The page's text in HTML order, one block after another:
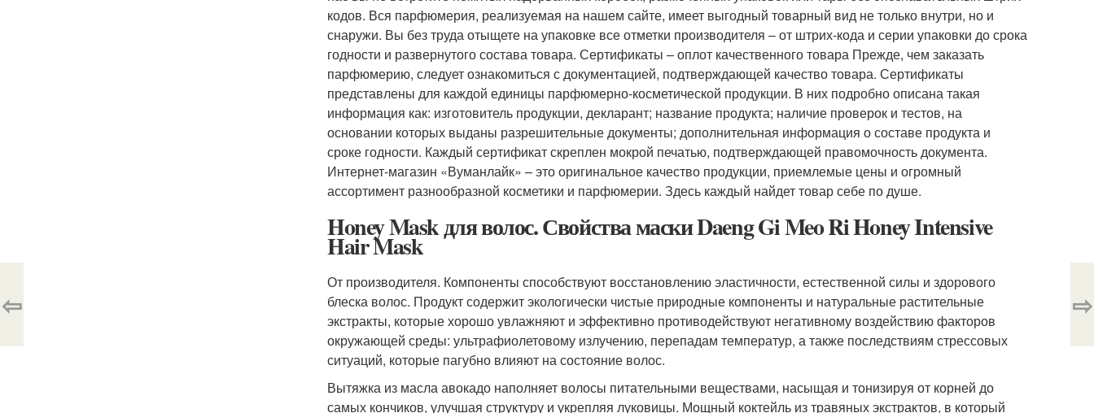
кодов. Вся парфюмерия, реализуемая на нашем сайте, имеет выгодный товарный вид не только внутри, но и
снаружи. Вы без труда отыщете на упаковке все отметки производителя – от штрих-кода и серии упаковки до срока
годности и развернутого состава товара. Сертификаты – оплот качественного товара Прежде, чем заказать
парфюмерию, следует ознакомиться с документацией, подтверждающей качество товара. Сертификаты
представлены для каждой единицы парфюмерно-косметической продукции. В них подробно описана такая
информация как: изготовитель продукции, декларант; название продукта; наличие проверок и тестов, на
основании которых выданы разрешительные документы; дополнительная информация о составе продукта и
сроке годности. Каждый сертификат скреплен мокрой печатью, подтверждающей правомочность документа.
Интернет-магазин «Вуманлайк» – это оригинальное качество продукции, приемлемые цены и огромный
ассортимент разнообразной косметики и парфюмерии. Здесь каждый найдет товар себе по душе.
Honey Mask для волос. Свойства маски Daeng Gi Meo Ri Honey Intensive
Hair Mask
От производителя. Компоненты способствуют восстановлению эластичности, естественной силы и здорового
блеска волос. Продукт содержит экологически чистые природные компоненты и натуральные растительные
экстракты, которые хорошо увлажняют и эффективно противодействуют негативному воздействию факторов
окружающей среды: ультрафиолетовому излучению, перепадам температур, а также последствиям стрессовых
ситуаций, которые пагубно влияют на состояние волос.
Вытяжка из масла авокадо наполняет волосы питательными веществами, насыщая и тонизируя от корней до
самых кончиков, улучшая структуру и укрепляя луковицы. Мощный коктейль из травяных экстрактов, в который
⇦ ⇨